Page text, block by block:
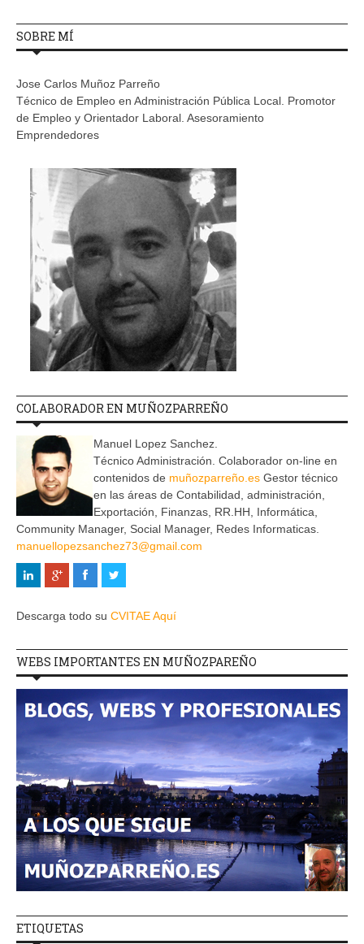
SOBRE MÍ
Jose Carlos Muñoz Parreño
Técnico de Empleo en Administración Pública Local. Promotor
de Empleo y Orientador Laboral. Asesoramiento
Emprendedores
COLABORADOR EN MUÑOZPARREÑO
Manuel Lopez Sanchez.
Técnico Administración. Colaborador on-line en
contenidos de muñozparreño.es Gestor técnico
en las áreas de Contabilidad, administración,
Exportación, Finanzas, RR.HH, Informática,
Community Manager, Social Manager, Redes Informaticas.
manuellopezsanchez73@gmail.com
Descarga todo su CVITAE Aquí
WEBS IMPORTANTES EN MUÑOZPAREÑO
ETIQUETAS